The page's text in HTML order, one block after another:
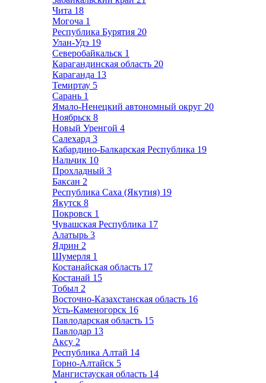
Чита 18
Могоча 1
Республика Бурятия 20
Улан-Удэ 19
Северобайкальск 1
Карагандинская область 20
Караганда 13
Темиртау 5
Сарань 1
Ямало-Ненецкий автономный округ 20
Ноябрьск 8
Новый Уренгой 4
Салехард 3
Кабардино-Балкарская Республика 19
Нальчик 10
Прохладный 3
Баксан 2
Республика Саха (Якутия) 19
Якутск 8
Покровск 1
Чувашская Республика 17
Алатырь 3
Ядрин 2
Шумерля 1
Костанайская область 17
Костанай 15
Тобыл 2
Восточно-Казахстанская область 16
Усть-Каменогорск 16
Павлодарская область 15
Павлодар 13
Аксу 2
Республика Алтай 14
Горно-Алтайск 5
Мангистауская область 14